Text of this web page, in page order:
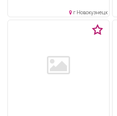
г Новокузнецк